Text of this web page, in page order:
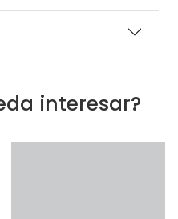
interesar?